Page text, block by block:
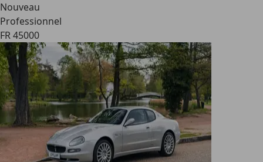
Nouveau
Professionnel
FR 45000